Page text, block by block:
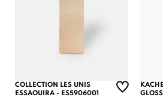
COLLECTION LES UNIS
ESSAOUIRA - ES5906001